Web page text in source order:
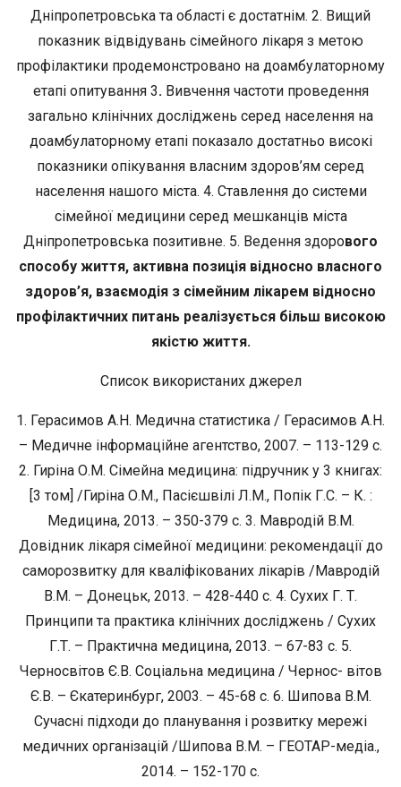
Дніпропетровська та області є достатнім. 2. Вищий
показник відвідувань сімейного лікаря з метою
профілактики продемонстровано на доамбулаторному
етапі опитування 3. Вивчення частоти проведення
загально клінічних досліджень серед населення на
доамбулаторному етапі показало достатньо високі
показники опікування власним здоров’ям серед
населення нашого міста. 4. Ставлення до системи
сімейної медицини серед мешканців міста
Дніпропетровська позитивне. 5. Ведення здорового
способу життя, активна позиція відносно власного
здоров’я, взаємодія з сімейним лікарем відносно
профілактичних питань реалізується більш високою
якістю життя.
Список використаних джерел
1. Герасимов А.Н. Медична статистика / Герасимов А.Н.
– Медичне інформаційне агентство, 2007. – 113-129 с.
2. Гиріна О.М. Сімейна медицина: підручник у 3 книгах:
[3 том] /Гиріна О.М., Пасієшвілі Л.М., Попік Г.С. – К. :
Медицина, 2013. – 350-379 с. 3. Мавродій В.М.
Довідник лікаря сімейної медицини: рекомендації до
саморозвитку для кваліфікованих лікарів /Мавродій
В.М. – Донецьк, 2013. – 428-440 с. 4. Сухих Г. Т.
Принципи та практика клінічних досліджень / Сухих
Г.Т. – Практична медицина, 2013. – 67-83 с. 5.
Черносвітов Є.В. Соціальна медицина / Чернос- вітов
Є.В. – Єкатеринбург, 2003. – 45-68 с. 6. Шипова В.М.
Сучасні підходи до планування і розвитку мережі
медичних організацій /Шипова В.М. – ГЕОТАР-медіа.,
2014. – 152-170 с.